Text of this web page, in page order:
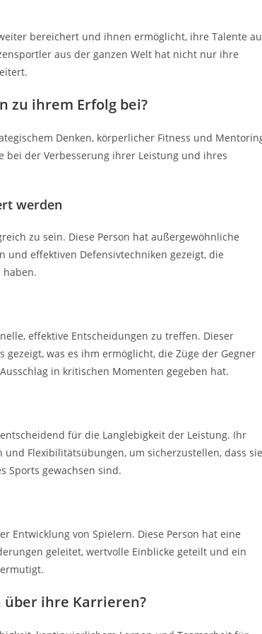
bereichert und ihnen ermöglicht, ihre Talente
aus der ganzen Welt hat nicht nur ihre
zu ihrem Erfolg bei?
Denken, körperlicher Fitness und
bei der Verbesserung ihrer Leistung und ihres
werden
zu sein. Diese Person hat außergewöhnliche
und effektiven Defensivtechniken gezeigt, die
haben.
effektive Entscheidungen zu treffen. Dieser
was es ihm ermöglicht, die Züge der Gegner
in kritischen Momenten gegeben hat.
für die Langlebigkeit der Leistung. Ihr
Flexibilitätsübungen, um sicherzustellen, dass sie
Sports gewachsen sind.
Entwicklung von Spielern. Diese Person hat eine
geleitet, wertvolle Einblicke geteilt und ein
über ihre Karrieren?